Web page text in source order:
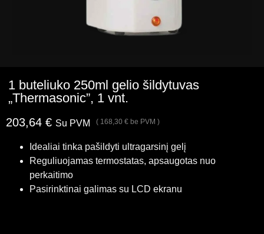
1 buteliuko 250ml gelio šildytuvas
„Thermasonic”, 1 vnt.
203,64 € Su PVM ( 168,30 € be PVM )
Idealiai tinka pašildyti ultragarsinį gelį
Reguliuojamas termostatas, apsaugotas nuo
perkaitimo
Pasirinktinai galimas su LCD ekranu